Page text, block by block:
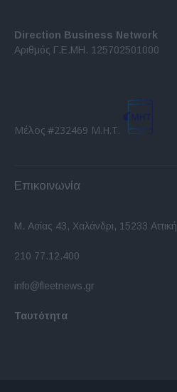
Direction Business Network
Αριθμός Γ.Ε.ΜΗ. 125702501000
Μέλος #232469 Μ.Η.Τ.
Επικοινωνία
Μ. Ασίας 43, Χαλάνδρι, 15233 Αττική
210 77.12.400
info@fleetnews.gr
Ταυτότητα